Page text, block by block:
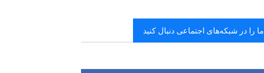
ما را در شبکه‌های اجتماعی دنبال کنید